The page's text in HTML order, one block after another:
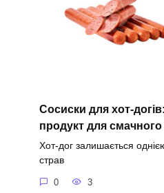
Сосиски для хот-
продукт для
Хот-дог залишається
страв
0 3